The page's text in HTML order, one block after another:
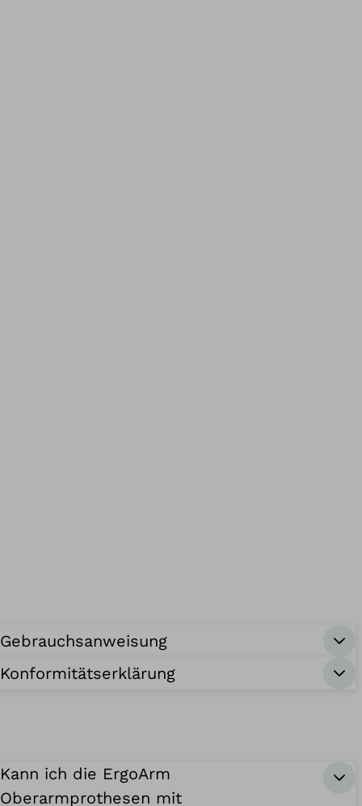
Gebrauchsanweisung
Konformitätserklärung
Kann ich die ErgoArm
Oberarmprothesen mit